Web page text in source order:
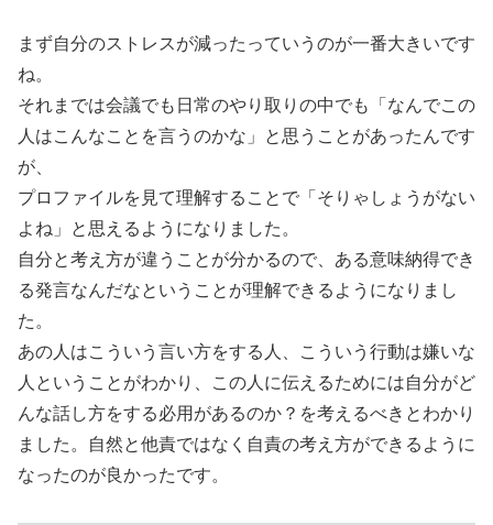
まず自分のストレスが減ったっていうのが一番大きいです
ね。
それまでは会議でも日常のやり取りの中でも「なんでこの
人はこんなことを言うのかな」と思うことがあったんです
が、
プロファイルを見て理解することで「そりゃしょうがない
よね」と思えるようになりました。
自分と考え方が違うことが分かるので、ある意味納得でき
る発言なんだなということが理解できるようになりまし
た。
あの人はこういう言い方をする人、こういう行動は嫌いな
人ということがわかり、この人に伝えるためには自分がど
んな話し方をする必用があるのか？を考えるべきとわかり
ました。自然と他責ではなく自責の考え方ができるように
なったのが良かったです。